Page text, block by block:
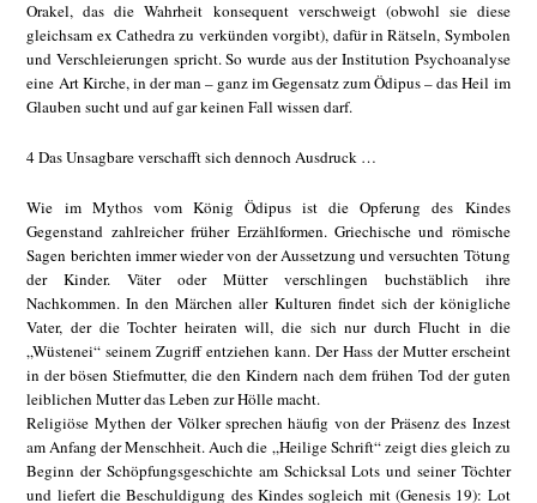
Orakel, das die Wahrheit konsequent verschweigt (obwohl sie diese
gleichsam ex Cathedra zu verkünden vorgibt), dafür in Rätseln, Symbolen
und Verschleierungen spricht. So wurde aus der Institution Psychoanalyse
eine Art Kirche, in der man – ganz im Gegensatz zum Ödipus – das Heil im
Glauben sucht und auf gar keinen Fall wissen darf.
4 Das Unsagbare verschafft sich dennoch Ausdruck …
Wie im Mythos vom König Ödipus ist die Opferung des Kindes
Gegenstand zahlreicher früher Erzählformen. Griechische und römische
Sagen berichten immer wieder von der Aussetzung und versuchten Tötung
der Kinder. Väter oder Mütter verschlingen buchstäblich ihre
Nachkommen. In den Märchen aller Kulturen findet sich der königliche
Vater, der die Tochter heiraten will, die sich nur durch Flucht in die
„Wüstenei“ seinem Zugriff entziehen kann. Der Hass der Mutter erscheint
in der bösen Stiefmutter, die den Kindern nach dem frühen Tod der guten
leiblichen Mutter das Leben zur Hölle macht.
Religiöse Mythen der Völker sprechen häufig von der Präsenz des Inzest
am Anfang der Menschheit. Auch die „Heilige Schrift“ zeigt dies gleich zu
Beginn der Schöpfungsgeschichte am Schicksal Lots und seiner Töchter
und liefert die Beschuldigung des Kindes sogleich mit (Genesis 19): Lot